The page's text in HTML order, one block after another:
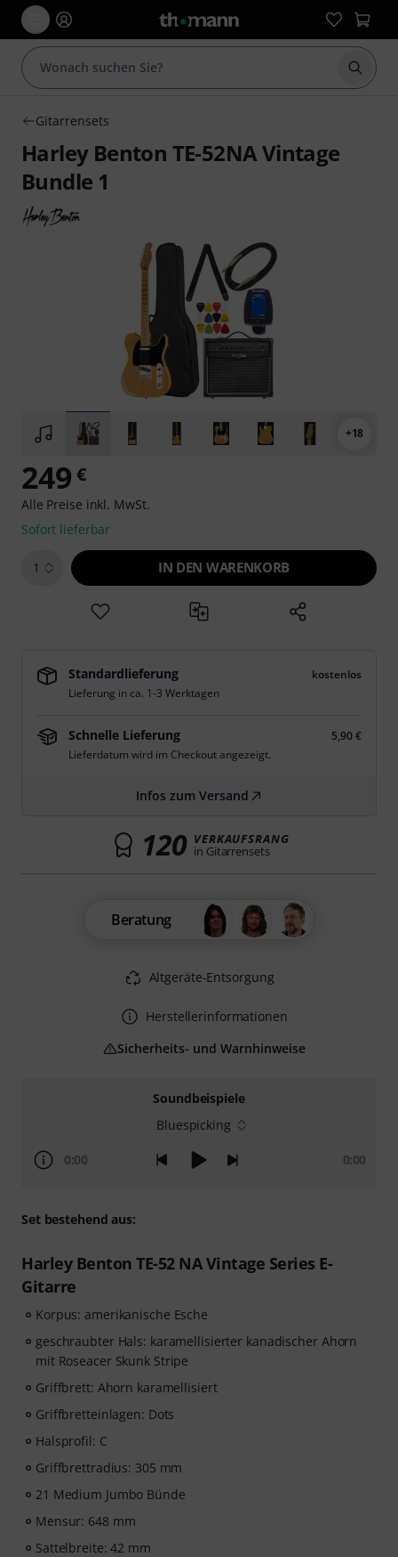
Suche
Gitarrensets
Harley Benton TE-52NA Vintage
Bundle 1
+18
Soundbeispiele
Bluespicking
0:00 0:00
Set bestehend aus:
Harley Benton TE-52 NA Vintage Series E-
Gitarre
Korpus: amerikanische Esche
geschraubter Hals: karamellisierter kanadischer Ahorn
mit Roseacer Skunk Stripe
Griffbrett: Ahorn karamellisiert
Griffbretteinlagen: Dots
Halsprofil: C
Griffbrettradius: 305 mm
21 Medium Jumbo Bünde
Mensur: 648 mm
Sattelbreite: 42 mm
249 €
Alle Preise inkl. MwSt.
Sofort lieferbar
1 IN DEN WARENKORB
Standardlieferung
kostenlos
Lieferung in ca. 1-3 Werktagen
Schnelle Lieferung
5,90 €
Lieferdatum wird im Checkout angezeigt.
Infos zum Versand
120 VERKAUFSRANG
in Gitarrensets
Beratung
Altgeräte-Entsorgung
Herstellerinformationen
Sicherheits- und Warnhinweise